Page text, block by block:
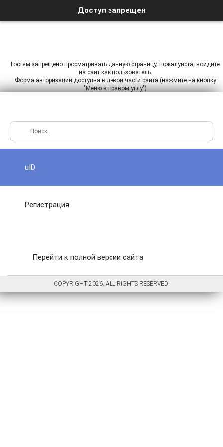
Доступ запрещен
Гостям запрещено просматривать данную страницу, пожалуйста, войдите
на сайт как пользователь.
Форма авторизации доступна в левой части сайта (нажмите на кнопку
"Меню в правом углу")
uID
Регистрация
Перейти к полной версии сайта
COPYRIGHT 2026. ALL RIGHTS RESERVED!